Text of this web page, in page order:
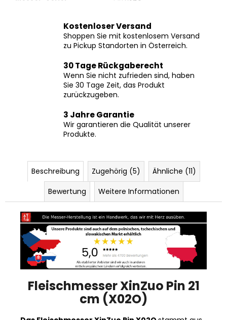
Shoppen Sie mit kostenlosem Versand
zu Pickup Standorten in Österreich.
Wenn Sie nicht zufrieden sind, haben
Sie 30 Tage Zeit, das Produkt
zurückzugeben.
Wir garantieren die Qualität unserer
Produkte.
Beschreibung Zugehörig (5)
Ähnliche (11)
Bewertung
Weitere Informationen
Fleischmesser XinZuo Pin 21
cm (X02O)
Das Fleischmesser XinZuo Pin X02O